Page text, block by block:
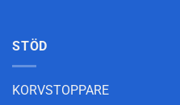
STÖD
KORVSTOPPARE